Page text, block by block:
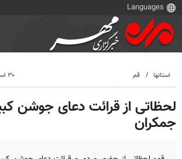
استانها قم ۳۰ اسفند ۱۴۰۳، ۱:۱۱
لحظاتی از قرائت دعای جوشن
جمکران